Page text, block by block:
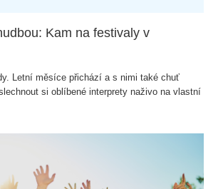
Kam na festivaly v
Letní měsíce přichází a s nimi také chuť
si oblíbené interprety naživo na vlastní
nebo přírodě v okolí. Ať už vás láká
pohodová Skandinávie nebo několikadenní
Budapešti, letošní sezóna nabízí desítky
vyrazit za hudbou i zážitky.